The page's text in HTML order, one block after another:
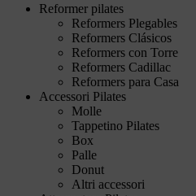
Reformer pilates
Reformers Plegables
Reformers Clásicos
Reformers con Torre
Reformers Cadillac
Reformers para Casa
Accessori Pilates
Molle
Tappetino Pilates
Box
Palle
Donut
Altri accessori